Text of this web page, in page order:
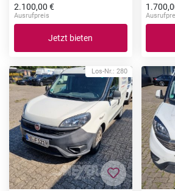
2.100,00 €
Ausrufpreis
Jetzt bieten
Los-Nr.: 280
Zur Merkliste